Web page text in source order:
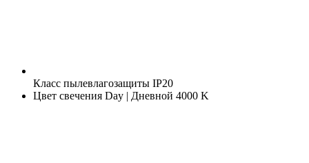
Класс пылевлагозащиты IP20
Цвет свечения Day | Дневной 4000 K